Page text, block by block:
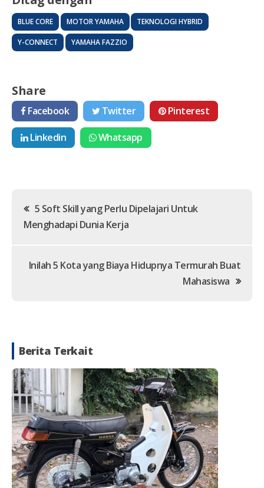
BLUE CORE MOTOR YAMAHA TEKNOLOGI HYBRID
Y-CONNECT YAMAHA FAZZIO
Share
Facebook Twitter Pinterest
Linkedin Whatsapp
Post
navigation
5 Soft Skill yang Perlu Dipelajari Untuk
Menghadapi Dunia Kerja
Inilah 5 Kota yang Biaya Hidupnya Termurah Buat
Mahasiswa
Berita Terkait